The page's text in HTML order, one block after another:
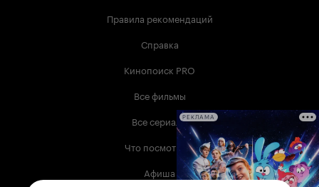
Правила рекомендаций
Справка
Кинопоиск PRO
Все фильмы
Все сериалы
Что посмотреть
Афиша
РЕКЛАМА